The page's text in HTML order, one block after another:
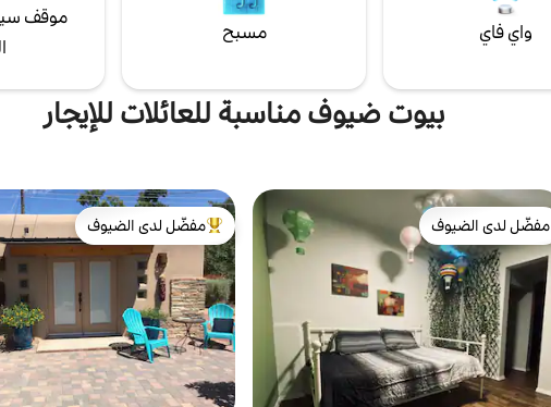
واي فاي مسبح
موقف
بيوت ضيوف مناسبة للعائلات للإيجار
مفضّل لدى الضيوف
مفضّل لدى الضيوف
من أبرز البيوت المفضّلة لدى الضيوف
مفضّل لدى الضيوف